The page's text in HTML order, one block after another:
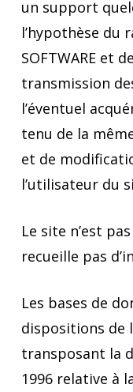
un support
l’hypothèse du
SOFTWARE et
transmission
l’éventuel
tenu de la
et de
l’utilisateur du
Le site n’est
recueille pas
Les bases de
dispositions de
transposant la
1996 relative à